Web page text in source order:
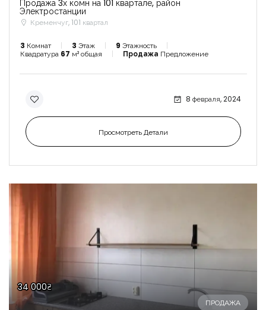
Продажа 3х комн на 101 квартале, район
Электростанции
Кременчуг, 101 квартал
3 Комнат 3 Этаж 9 Этажность
Квадратура 67 м² общая Продажа Предложение
8 февраля, 2024
Просмотреть Детали
34 000₴
ПРОДАЖА